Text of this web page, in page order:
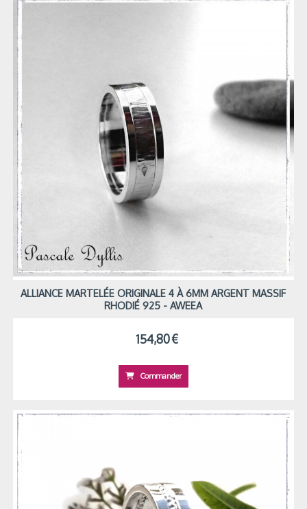
ALLIANCE MARTELÉE ORIGINALE 4 À 6MM ARGENT MASSIF
RHODIÉ 925 - AWEEA
154,80€
Commander